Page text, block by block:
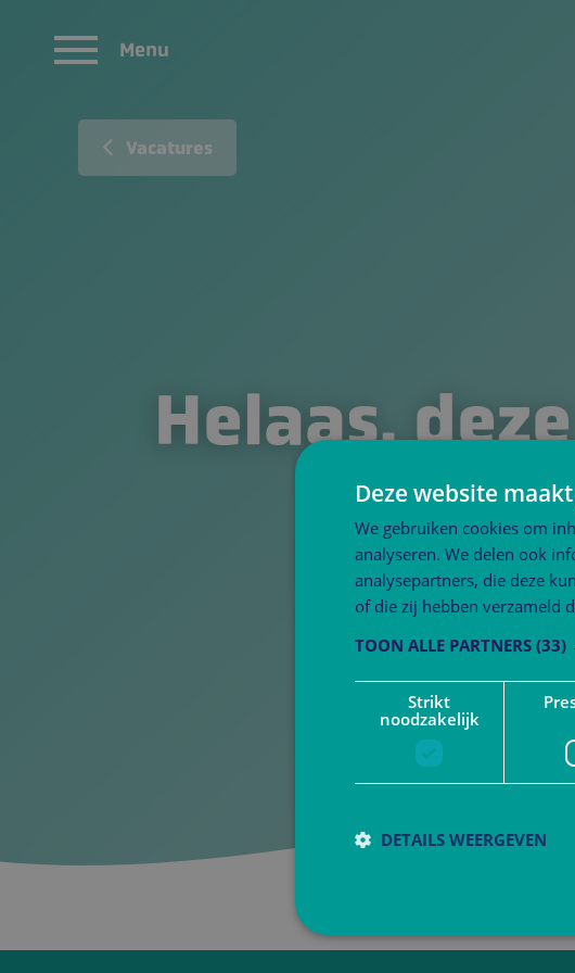
Menu
Vacatures
Helaas,
Deze website
We gebruiken cookies om
analyseren. We delen ook
analysepartners, die deze
of die zij hebben verzameld
TOON ALLE PARTNERS (33)
Strikt
noodzakelijk
DETAILS WEERGEVEN